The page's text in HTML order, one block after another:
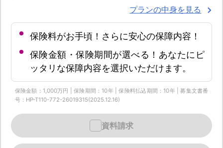
プランの中身を見る
保険料がお手頃！さらに安心の保障内容！
保険金額・保険期間が選べる！あなたにピ
ッタリな保障内容を選択いただけます。
保険金額：1,000万円 | 保険期間：10年 | 保険料払込期間：10年 | 募集文書番
号：HP-T110-772-26019315(2025.12.16)
資料請求